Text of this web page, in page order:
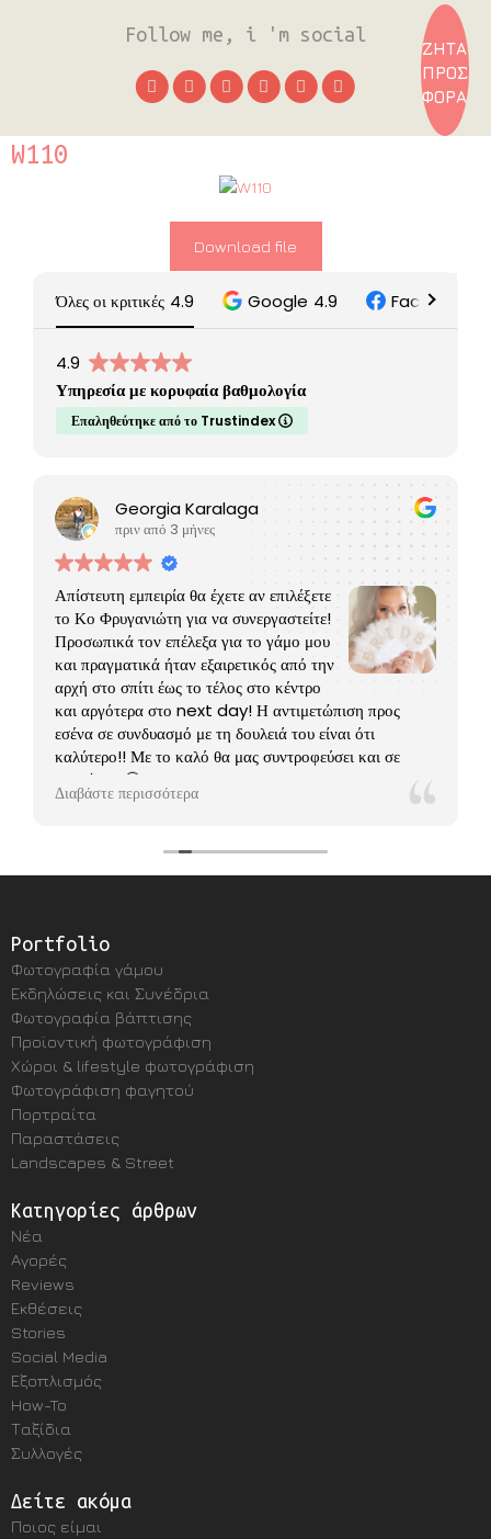
Follow me, i 'm social
ΖΗΤΑ
ΠΡΟΣ
ΦΟΡΑ
W110
Download file
Όλες οι κριτικές 4.9 Google 4.9 Facebook
4.9
Υπηρεσία με κορυφαία βαθμολογία
Επαληθεύτηκε από το Trustindex
Georgia Karalaga
πριν από 3 μήνες
Απίστευτη εμπειρία θα έχετε αν επιλέξετε
το Κο Φρυγανιώτη για να συνεργαστείτε!
Προσωπικά τον επέλεξα για το γάμο μου
και πραγματικά ήταν εξαιρετικός από την
αρχή στο σπίτι έως το τέλος στο κέντρο
και αργότερα στο next day! Η αντιμετώπιση προς
εσένα σε συνδυασμό με τη δουλειά του είναι ότι
καλύτερο!! Με το καλό θα μας συντροφεύσει και σε
βαφτίσεις 🤗
Διαβάστε περισσότερα
Portfolio
Φωτογραφία γάμου
Εκδηλώσεις και Συνέδρια
Φωτογραφία βάπτισης
Προϊοντική φωτογράφιση
Χώροι & lifestyle φωτογράφιση
Φωτογράφιση φαγητού
Πορτραίτα
Παραστάσεις
Landscapes & Street
Κατηγορίες άρθρων
Νέα
Αγορές
Reviews
Εκθέσεις
Stories
Social Media
Εξοπλισμός
How-To
Ταξίδια
Συλλογές
Δείτε ακόμα
Ποιος είμαι